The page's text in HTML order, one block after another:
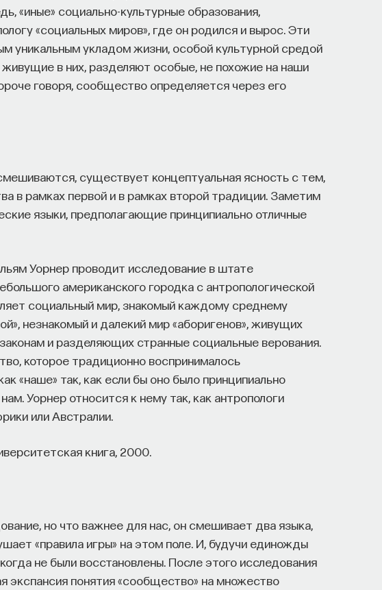
«иные» социально-культурные образования,
«социальных миров», где он родился и вырос. Эти
уникальным укладом жизни, особой культурной средой
в них, разделяют особые, не похожие на наши
говоря, сообщество определяется через его
существует концептуальная ясность с тем,
в рамках первой и в рамках второй традиции. Заметим
языки, предполагающие принципиально отличные
Уорнер проводит исследование в штате
американского городка с антропологической
социальный мир, знакомый каждому среднему
незнакомый и далекий мир «аборигенов», живущих
и разделяющих странные социальные верования.
которое традиционно воспринималось
«наше» так, как если бы оно было принципиально
Уорнер относится к нему так, как антропологи
или Австралии.
книга, 2000.
но что важнее для нас, он смешивает два языка,
«правила игры» на этом поле. И, будучи единожды
не были восстановлены. После этого исследования
экспансия понятия «сообщество» на множество